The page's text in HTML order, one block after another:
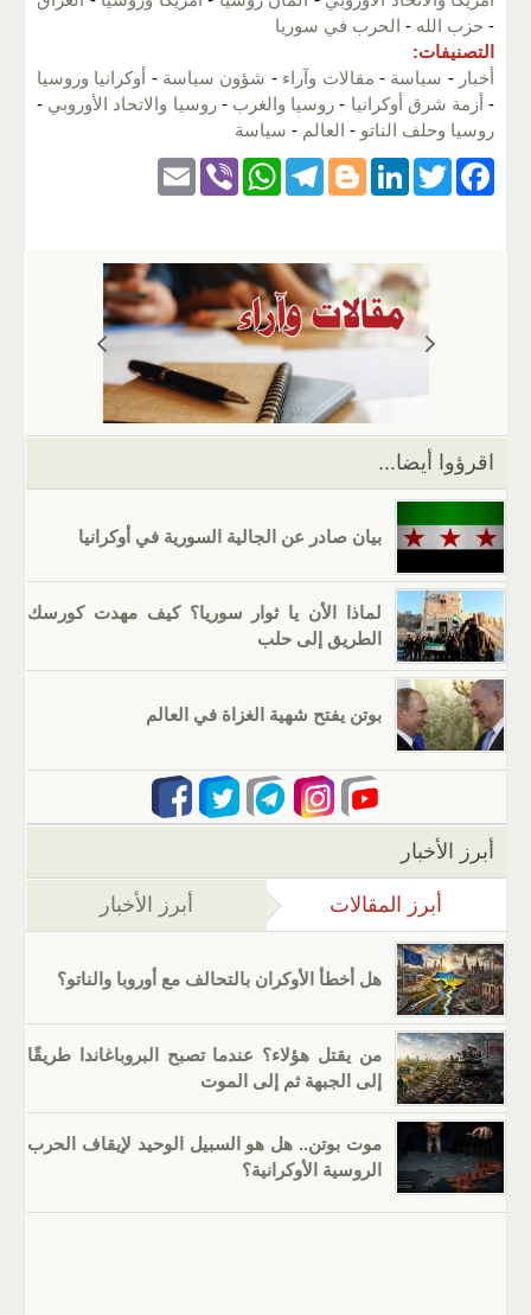
- حزب الله - الحرب في سوريا
التصنيفات:
أخبار - سياسة - مقالات وآراء - شؤون سياسة - أوكرانيا وروسيا
- أزمة شرق أوكرانيا - روسيا والغرب -روسيا والاتحاد الأوروبي -
روسيا وحلف الناتو - العالم - سياسة
F
k
T
er
Li
e
dI
Bl
g
er
T
gr
a
m
W
s
A
p
p
Vi
اقرؤوا أيضا...
بيان صادر عن الجالية السورية في أوكرانيا
لماذا الأن يا ثوار سوريا؟ كيف مهدت كورسك
الطريق إلى حلب
بوتن يفتح شهية الغزاة في العالم
أبرز الأخبار
أبرز المقالات (علامة التبويب النشطة)
أبرز الأخبار
هل أخطأ الأوكران بالتحالف مع أوروبا والناتو؟
من يقتل هؤلاء؟ عندما تصبح البروباغاندا طريقًا
إلى الجبهة ثم إلى الموت
موت بوتن.. هل هو السبيل الوحيد لإيقاف الحرب
الروسية الأوكرانية؟